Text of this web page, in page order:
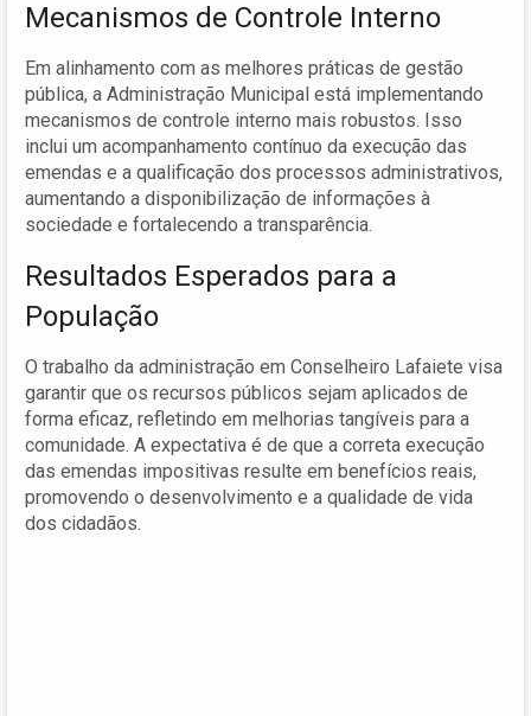
Mecanismos de Controle Interno
Em alinhamento com as melhores práticas de gestão
pública, a Administração Municipal está implementando
mecanismos de controle interno mais robustos. Isso
inclui um acompanhamento contínuo da execução das
emendas e a qualificação dos processos administrativos,
aumentando a disponibilização de informações à
sociedade e fortalecendo a transparência.
Resultados Esperados para a
População
O trabalho da administração em Conselheiro Lafaiete visa
garantir que os recursos públicos sejam aplicados de
forma eficaz, refletindo em melhorias tangíveis para a
comunidade. A expectativa é de que a correta execução
das emendas impositivas resulte em benefícios reais,
promovendo o desenvolvimento e a qualidade de vida
dos cidadãos.